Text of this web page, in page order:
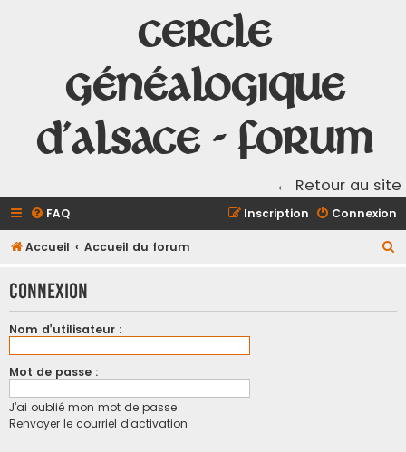
Cercle
Généalogique
d'Alsace - Forum
← Retour au site
FAQ Connexion
Inscription
Accueil Accueil du forum
h
Connexion
Nom d’utilisateur :
Mot de passe :
J’ai oublié mon mot de passe
Renvoyer le courriel d’activation